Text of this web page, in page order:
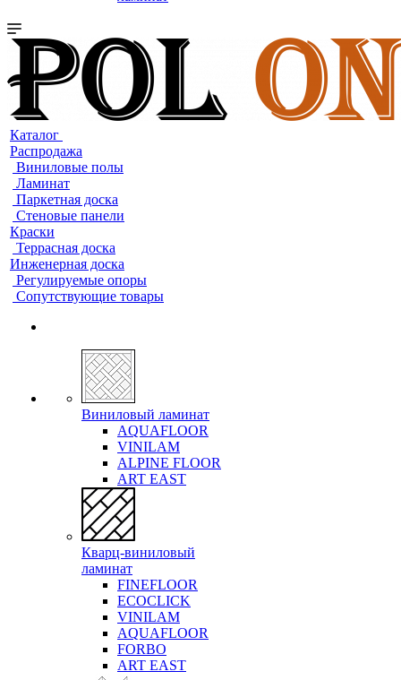
Каталог
Распродажа
Виниловые полы
Ламинат
Паркетная доска
Стеновые панели
Краски
Террасная доска
Инженерная доска
Регулируемые опоры
Сопутствующие товары
Виниловый ламинат
AQUAFLOOR
VINILAM
ALPINE FLOOR
ART EAST
Кварц-виниловый
ламинат
FINEFLOOR
ECOCLICK
VINILAM
AQUAFLOOR
FORBO
ART EAST